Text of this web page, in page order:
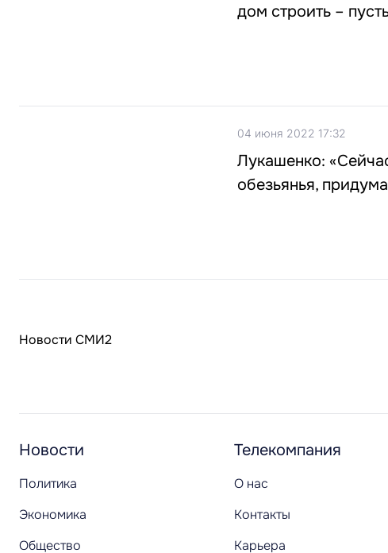
дом строить –
04 июня 2022 17:32
Лукашенко:
обезьянья,
Новости СМИ2
Новости
Политика
Экономика
Общество
Телекомпания
О нас
Контакты
Карьера